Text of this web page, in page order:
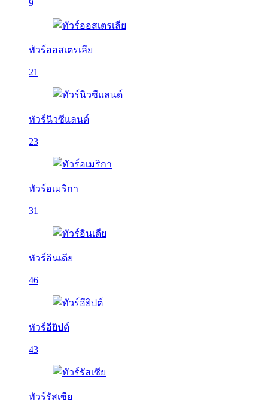
9
ทัวร์ออสเตรเลีย
21
ทัวร์นิวซีแลนด์
23
ทัวร์อเมริกา
31
ทัวร์อินเดีย
46
ทัวร์อียิปต์
43
ทัวร์รัสเซีย